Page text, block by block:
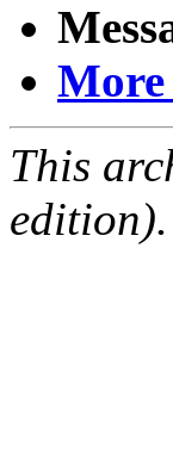
This
edition).